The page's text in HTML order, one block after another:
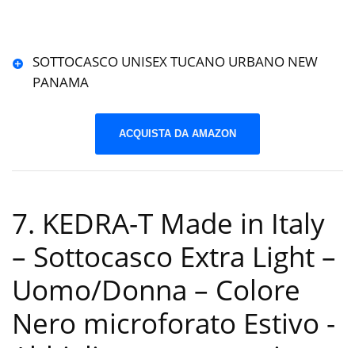
SOTTOCASCO UNISEX TUCANO URBANO NEW
PANAMA
ACQUISTA DA AMAZON
7. KEDRA-T Made in Italy
– Sottocasco Extra Light –
Uomo/Donna – Colore
Nero microforato Estivo -